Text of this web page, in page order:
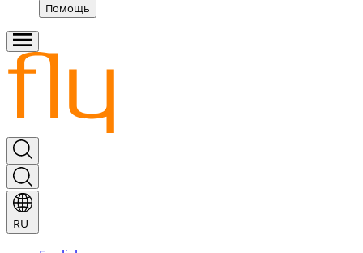
Помощь
RU